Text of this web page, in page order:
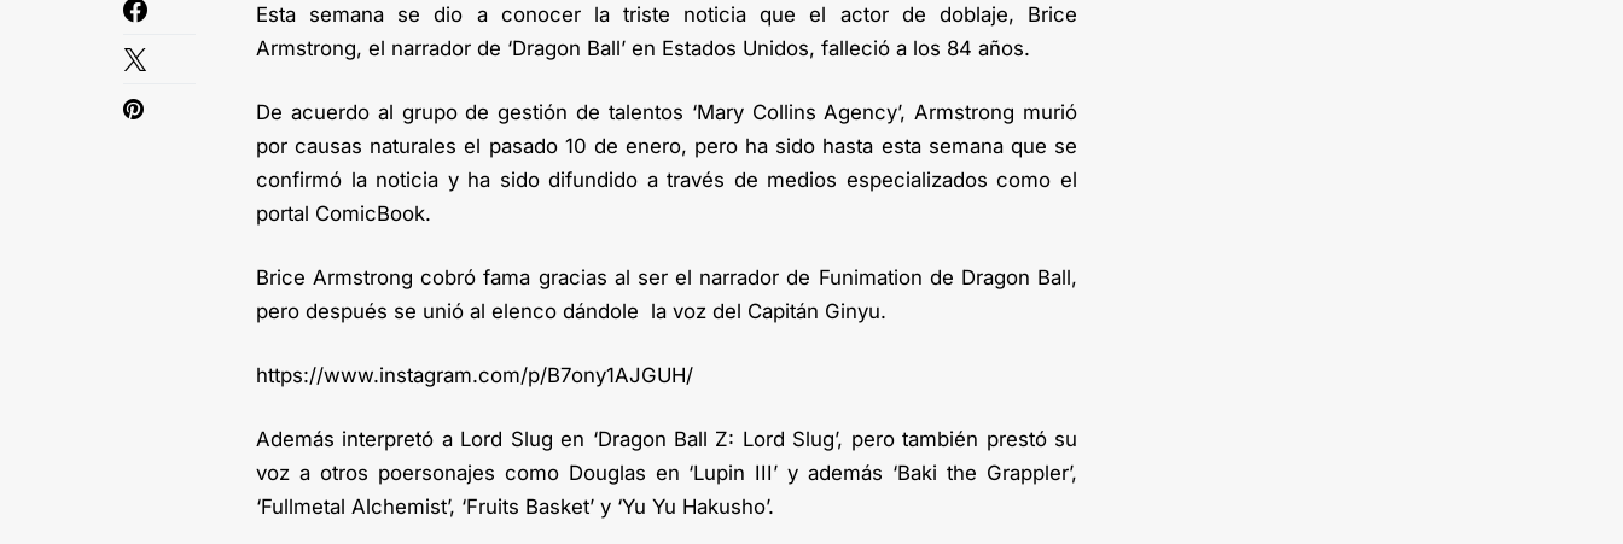
Esta semana se dio a conocer la triste noticia que el actor de doblaje, Brice
Armstrong, el narrador de ‘Dragon Ball’ en Estados Unidos, falleció a los 84 años.
De acuerdo al grupo de gestión de talentos ‘Mary Collins Agency’, Armstrong murió
por causas naturales el pasado 10 de enero, pero ha sido hasta esta semana que se
confirmó la noticia y ha sido difundido a través de medios especializados como el
portal ComicBook.
Brice Armstrong cobró fama gracias al ser el narrador de Funimation de Dragon Ball,
pero después se unió al elenco dándole la voz del Capitán Ginyu.
https://www.instagram.com/p/B7ony1AJGUH/
Además interpretó a Lord Slug en ‘Dragon Ball Z: Lord Slug’, pero también prestó su
voz a otros poersonajes como Douglas en ‘Lupin III’ y además ‘Baki the Grappler’,
‘Fullmetal Alchemist’, ‘Fruits Basket’ y ‘Yu Yu Hakusho’.